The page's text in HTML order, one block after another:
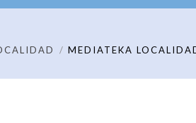
MEDIATEKA